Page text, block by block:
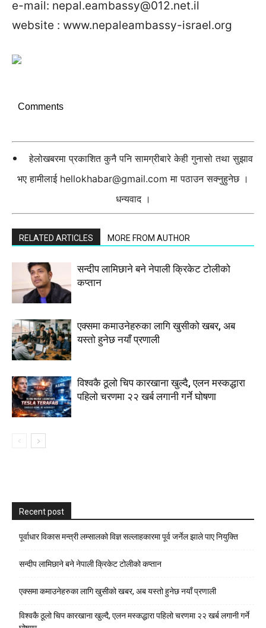
e-mail: nepal.eambassy@012.net.il
website : www.nepaleambassy-israel.org
Comments
हेलोखबरमा प्रकाशित कुनै पनि सामग्रीबारे केही गुनासो तथा सुझाव
भए हामीलाई hellokhabar@gmail.com मा पठाउन सक्नुहुनेछ ।
धन्यवाद ।
RELATED ARTICLES MORE FROM AUTHOR
सन्दीप लामिछाने बने नेपाली क्रिकेट टोलीको
कप्तान
एक्समा कमाउनेहरुका लागि खुसीको खबर, अब
यस्तो हुनेछ नयाँ प्रणाली
विश्वकै ठूलो चिप कारखाना खुल्दै, एलन मस्कद्धारा
पहिलो चरणमा २२ खर्ब लगानी गर्ने घोषणा
Recent post
पूर्वाधार विकास मन्त्री लम्सालको विज्ञ सल्लाहकारमा पूर्व जर्नेल झाले पाए नियुक्ति
सन्दीप लामिछाने बने नेपाली क्रिकेट टोलीको कप्तान
एक्समा कमाउनेहरुका लागि खुसीको खबर, अब यस्तो हुनेछ नयाँ प्रणाली
विश्वकै ठूलो चिप कारखाना खुल्दै, एलन मस्कद्धारा पहिलो चरणमा २२ खर्ब लगानी गर्ने